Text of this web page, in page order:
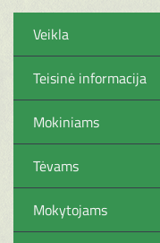
Veikla
Teisinė informacija
Mokiniams
Tėvams
Mokytojams